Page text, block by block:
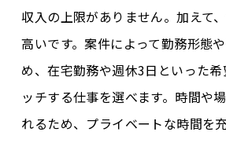
収入の上限がありません。加えて
高いです。案件によって勤務形態
め、在宅勤務や週休3日といった
ッチする仕事を選べます。時間や
れるため、プライベートな時間を